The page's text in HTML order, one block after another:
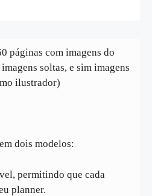
páginas com imagens do
soltas, e sim imagens
ilustrador)
dois modelos:
permitindo que cada
planner.